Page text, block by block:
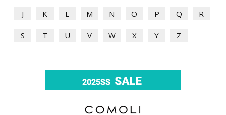
J K L M N O P Q R
S T U V W X Y Z